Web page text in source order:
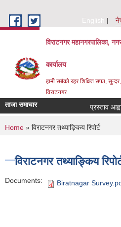
English
विराटनगर महानगरपालिका,
कार्यालय
हामी सबैको रहर शिक्षित सफा,
विराटनगर
ताजा समाचार प्रस्ताव
You are here
Home » विराटनगर तथ्याङ्किय रिपोर्ट
विराटनगर तथ्याङ्किय
Documents: Biratnagar